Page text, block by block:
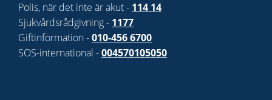
Polis, när det inte är akut - 114 14
Sjukvårdsrådgivning - 1177
Giftinformation -010-456 6700
SOS-international -004570105050